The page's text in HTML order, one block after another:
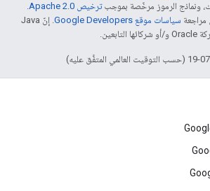
الرموز مرخّصة بموجبترخيص Apache 2.0‏
.
سياسات موقع Google Developers‏
. إنّ Java